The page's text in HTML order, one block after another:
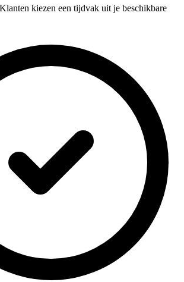
kiezen een tijdvak uit je beschikbare